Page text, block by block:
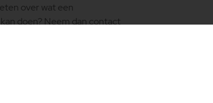
over wat een
doen? Neem dan contact